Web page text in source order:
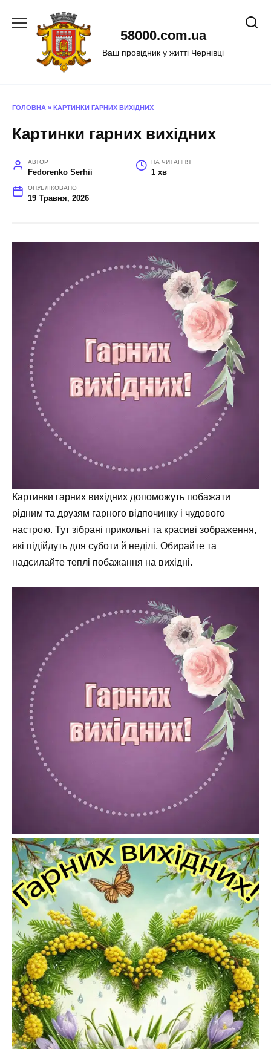
58000.com.ua
Ваш провідник у житті Чернівці
ГОЛОВНА » КАРТИНКИ ГАРНИХ ВИХІДНИХ
Картинки гарних вихідних
АВТОР
Fedorenko Serhii
НА ЧИТАННЯ
1 хв
ОПУБЛІКОВАНО
19 Травня, 2026
Картинки гарних вихідних допоможуть побажати
рідним та друзям гарного відпочинку і чудового
настрою. Тут зібрані прикольні та красиві зображення,
які підійдуть для суботи й неділі. Обирайте та
надсилайте теплі побажання на вихідні.